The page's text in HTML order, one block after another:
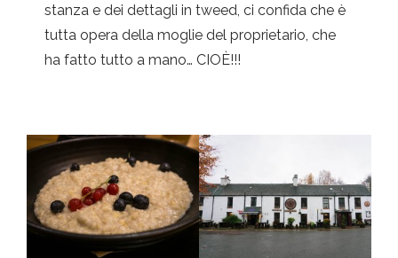
stanza e dei dettagli in tweed, ci confida che è
tutta opera della moglie del proprietario, che
ha fatto tutto a mano… CIOÈ!!!